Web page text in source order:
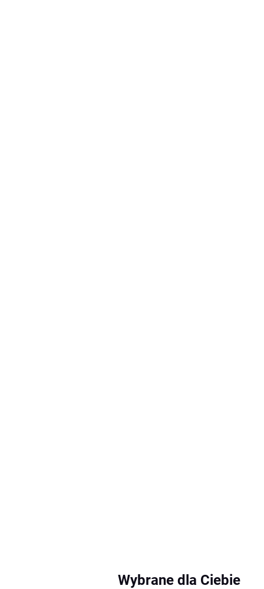
Wybrane dla Ciebie